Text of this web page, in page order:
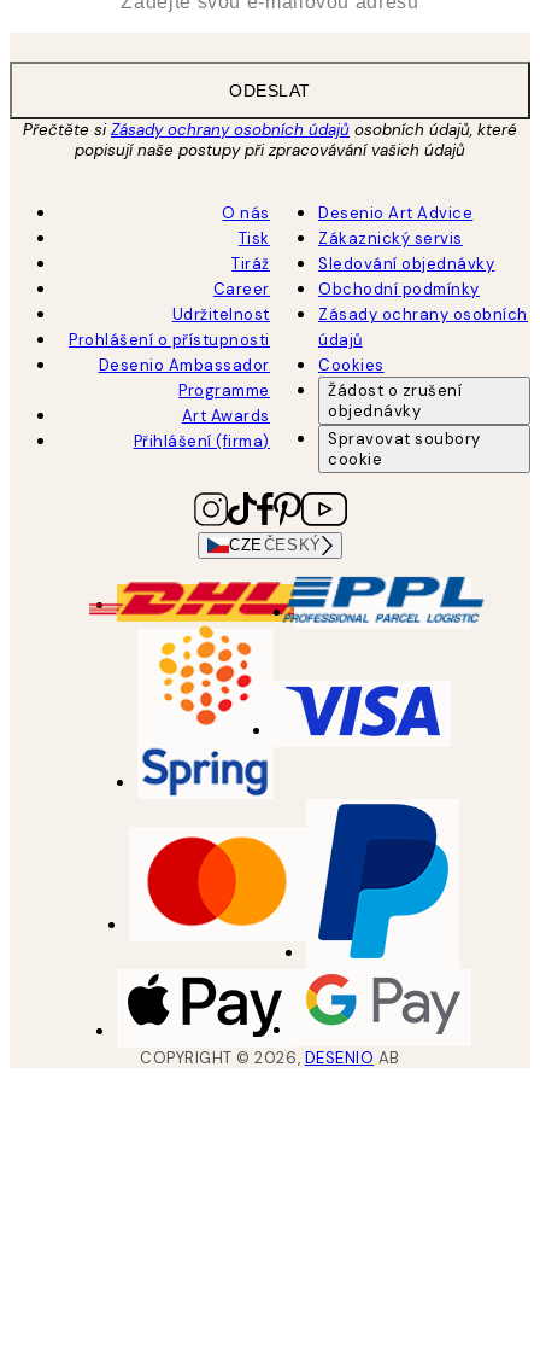
ODESLAT
Přečtěte siZásady ochrany osobních údajů osobních údajů, které
popisují naše postupy při zpracovávání vašich údajů
O nás
Tisk
Tiráž
Career
Udržitelnost
Prohlášení o přístupnosti
Desenio Ambassador
Programme
Art Awards
Přihlášení (firma)
Desenio Art Advice
Zákaznický servis
Sledování objednávky
Obchodní podmínky
Zásady ochrany osobních
údajů
Cookies
Žádost o zrušení
objednávky
Spravovat soubory
cookie
CZEČESKÝ
COPYRIGHT ©2026, DESENIO AB